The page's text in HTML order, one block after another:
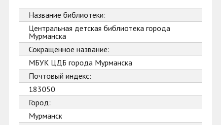
Название библиотеки:
Центральная детская библиотека города
Мурманска
Сокращенное название:
МБУК ЦДБ города Мурманска
Почтовый индекс:
183050
Город:
Мурманск